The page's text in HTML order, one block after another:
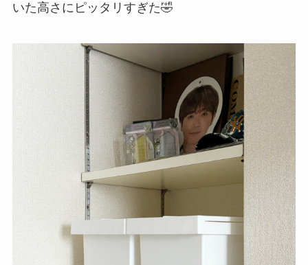
いた高さにピッタリすぎた🤣